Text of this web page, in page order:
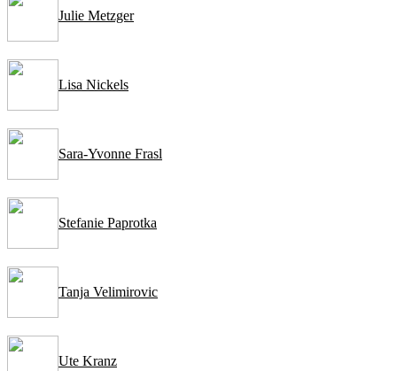
Julie Metzger
Lisa Nickels
Sara-Yvonne Frasl
Stefanie Paprotka
Tanja Velimirovic
Ute Kranz